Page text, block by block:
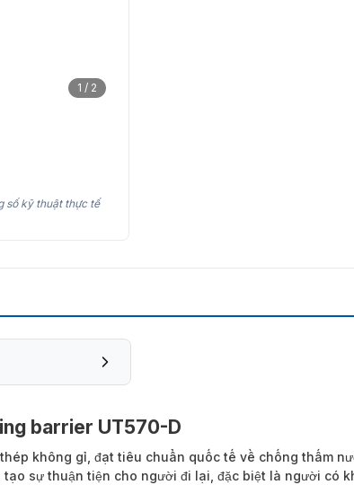
1 / 2
số kỹ thuật thực tế
barrier UT570-D
không gỉ, đạt tiêu chuẩn quốc tế về chống thấm
sự thuận tiện cho người đi lại, đặc biệt là người có